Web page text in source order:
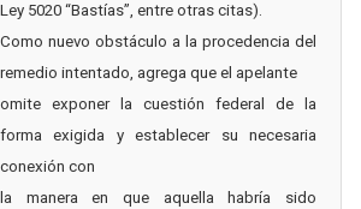
Ley 5020 “Bastías”, entre otras citas).
Como nuevo obstáculo a la procedencia del
remedio intentado, agrega que el apelante
omite exponer la cuestión federal de la
forma exigida y establecer su necesaria
conexión con
la manera en que aquella habría sido